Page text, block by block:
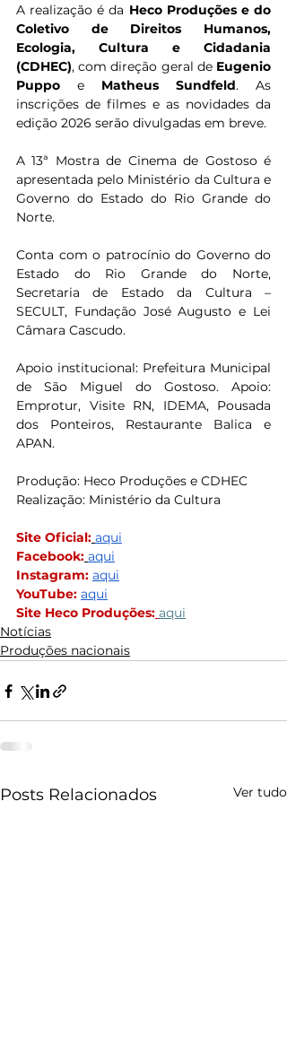
A realização é da Heco Produções e do
Coletivo de Direitos Humanos,
Ecologia, Cultura e Cidadania
(CDHEC), com direção geral de Eugenio
Puppo e Matheus Sundfeld. As
inscrições de filmes e as novidades da
edição 2026 serão divulgadas em breve.
A 13ª Mostra de Cinema de Gostoso é
apresentada pelo Ministério da Cultura e
Governo do Estado do Rio Grande do
Norte.
Conta com o patrocínio do Governo do
Estado do Rio Grande do Norte,
Secretaria de Estado da Cultura –
SECULT, Fundação José Augusto e Lei
Câmara Cascudo.
Apoio institucional: Prefeitura Municipal
de São Miguel do Gostoso. Apoio:
Emprotur, Visite RN, IDEMA, Pousada
dos Ponteiros, Restaurante Balica e
APAN.
Produção: Heco Produções e CDHEC
Realização: Ministério da Cultura
Site Oficial: aqui
Facebook: aqui
Instagram: aqui
YouTube: aqui
Site Heco Produções: aqui
Notícias
Produções nacionais
Posts Relacionados Ver tudo